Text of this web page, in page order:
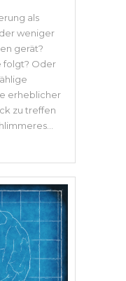
als
weniger
gerät?
folgt? Oder
erheblicher
zu treffen